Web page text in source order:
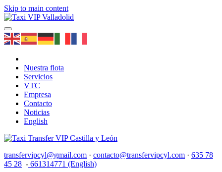
Skip to main content
Nuestra flota
Servicios
VTC
Empresa
Contacto
Noticias
English
transfervipcyl@gmail.com · contacto@transfervipcyl.com · 635 78
45 28 - 661314771 (English)